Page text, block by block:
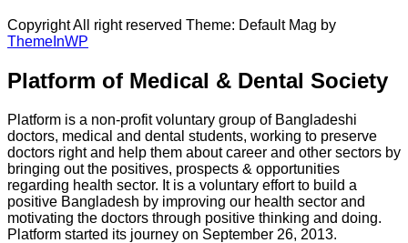
Copyright All right reserved Theme: Default Mag by
ThemeInWP
Platform of Medical & Dental Society
Platform is a non-profit voluntary group of Bangladeshi
doctors, medical and dental students, working to preserve
doctors right and help them about career and other sectors by
bringing out the positives, prospects & opportunities
regarding health sector. It is a voluntary effort to build a
positive Bangladesh by improving our health sector and
motivating the doctors through positive thinking and doing.
Platform started its journey on September 26, 2013.